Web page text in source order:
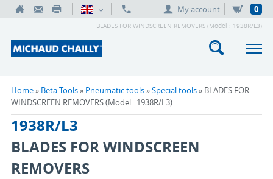
My account 0
BLADES FOR WINDSCREEN REMOVERS (Model : 1938R/L3)
Home» Beta Tools» Pneumatic tools»Special tools» BLADES FOR
WINDSCREEN REMOVERS (Model : 1938R/L3)
1938R/L3
BLADES FOR WINDSCREEN
REMOVERS